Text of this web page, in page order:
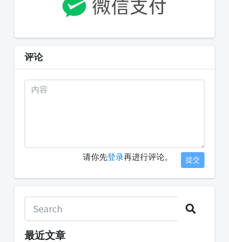
评论
请你先登录再进行评论。 提交
最近文章